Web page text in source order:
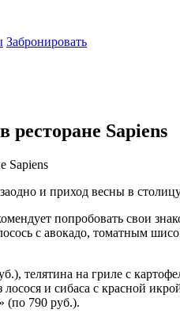
Забронировать
ресторане Sapiens
и приход весны в
попробовать свои
с авокадо, томатным
телятина на гриле с
и сибаса с красной
(по 790 руб.).